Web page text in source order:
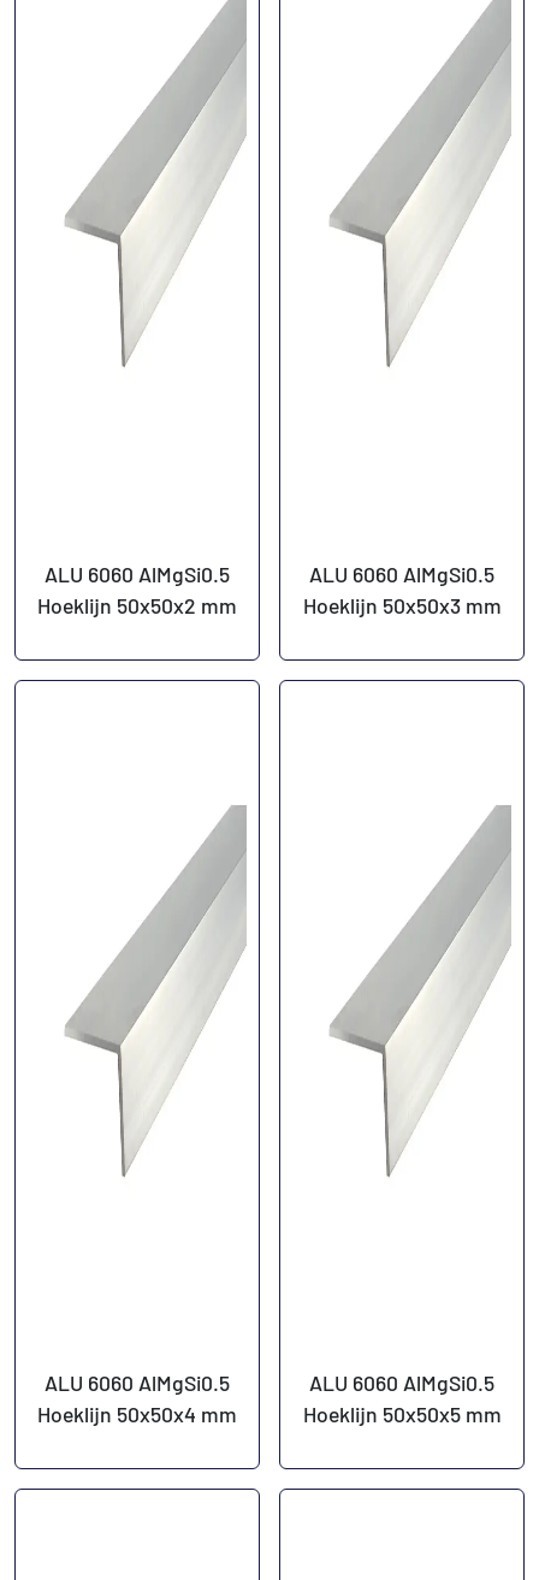
ALU 6060 AlMgSi0.5
Hoeklijn 50x50x2 mm
ALU 6060 AlMgSi0.5
Hoeklijn 50x50x3 mm
ALU 6060 AlMgSi0.5
Hoeklijn 50x50x4 mm
ALU 6060 AlMgSi0.5
Hoeklijn 50x50x5 mm